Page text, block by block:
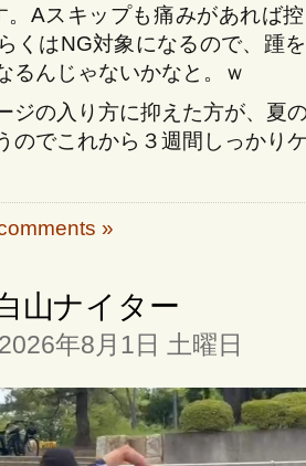
。Aスキップも痛みがあれば
くはNG対象になるので、踵
るんじゃないかなと。ｗ
ジの入り方に抑えた方が、夏
のでこれから３週間しっかり
»
山ナイター
年8月1日 土曜日